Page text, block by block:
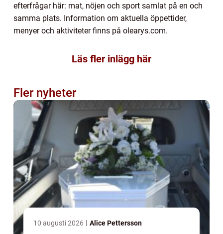
efterfrågar här: mat, nöjen och sport samlat på en och
samma plats. Information om aktuella öppettider,
menyer och aktiviteter finns på olearys.com.
Läs fler inlägg här
Fler nyheter
10 augusti 2026 Alice Pettersson